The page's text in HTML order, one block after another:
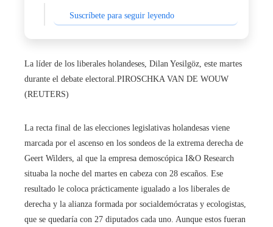
Suscríbete para seguir leyendo
La líder de los liberales holandeses, Dilan Yesilgöz, este martes
durante el debate electoral. PIROSCHKA VAN DE WOUW
(REUTERS)
La recta final de las elecciones legislativas holandesas viene
marcada por el ascenso en los sondeos de la extrema derecha de
Geert Wilders, al que la empresa demoscópica I&O Research
situaba la noche del martes en cabeza con 28 escaños. Ese
resultado le coloca prácticamente igualado a los liberales de
derecha y la alianza formada por socialdemócratas y ecologistas,
que se quedaría con 27 diputados cada uno. Aunque estos fueran